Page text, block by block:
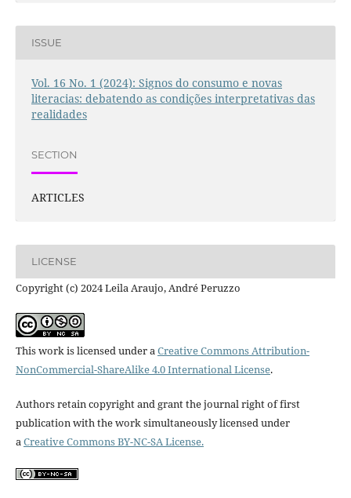
ISSUE
Vol. 16 No. 1 (2024): Signos do consumo e novas
literacias: debatendo as condições interpretativas das
realidades
SECTION
ARTICLES
LICENSE
Copyright (c) 2024 Leila Araujo, André Peruzzo
This work is licensed under aCreative Commons Attribution-
NonCommercial-ShareAlike 4.0 International License.
Authors retain copyright and grant the journal right of first
publication with the work simultaneously licensed under
aCreative Commons BY-NC-SA License.